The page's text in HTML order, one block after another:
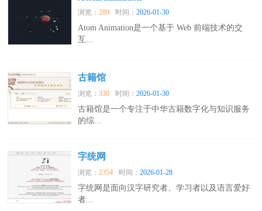
浏览：289 时间：2026-01-30
Atom Animation是一个基于 Web 前端技术的交
互...
古籍馆
浏览：330 时间：2026-01-30
古籍馆是一个专注于中华古籍数字化与知识服务
的综...
字统网
浏览：2354 时间：2026-01-28
字统网是面向汉字研究者、学习者以及语言爱好
者...